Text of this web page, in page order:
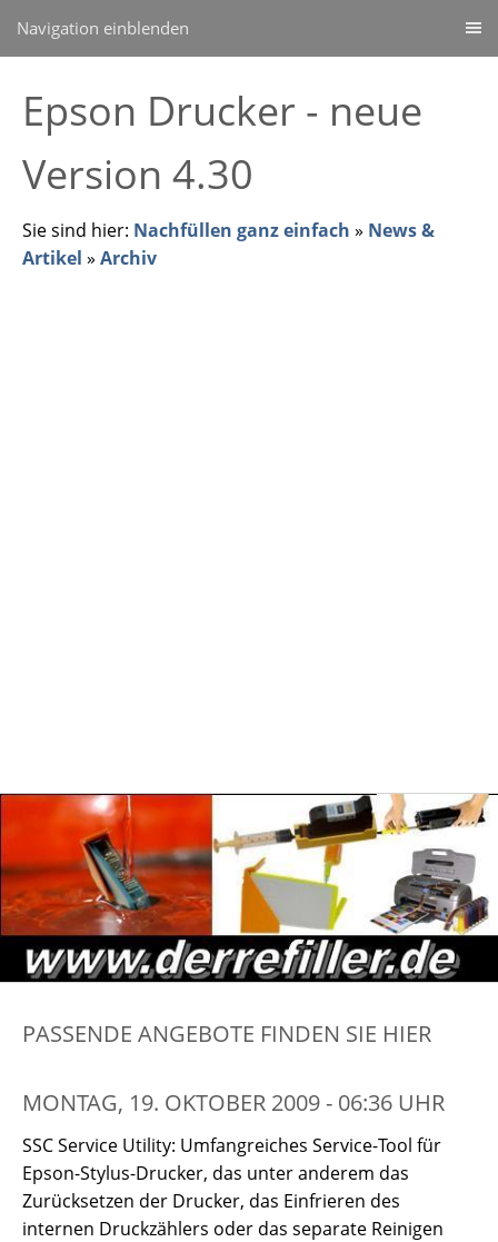
Navigation einblenden
Epson Drucker - neue
Version 4.30
Sie sind hier: Nachfüllen ganz einfach » News &
Artikel » Archiv
PASSENDE ANGEBOTE FINDEN SIE HIER
MONTAG, 19. OKTOBER 2009 - 06:36 UHR
SSC Service Utility: Umfangreiches Service-Tool für
Epson-Stylus-Drucker, das unter anderem das
Zurücksetzen der Drucker, das Einfrieren des
internen Druckzählers oder das separate Reinigen